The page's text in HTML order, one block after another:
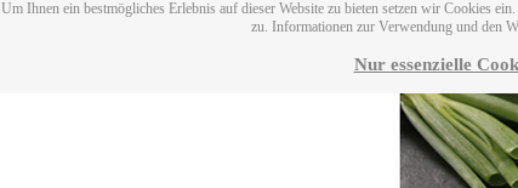
Um Ihnen ein bestmögliches Erlebnis auf dieser Website zu bieten setzen wir Cookies
zu. Informationen zur Verwendung und den
Nur essenzielle